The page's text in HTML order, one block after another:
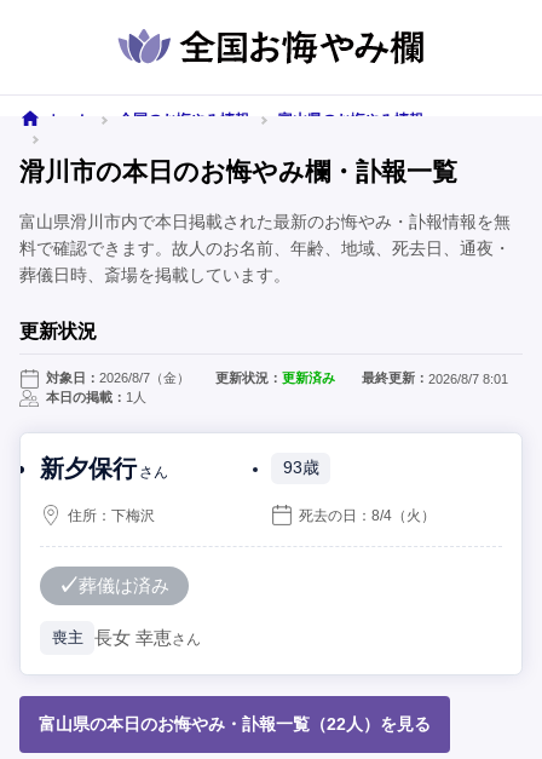
ホーム 全国のお悔やみ情報
富山県のお悔やみ情報
滑川市の本日のお悔やみ欄・訃報一覧
富山県滑川市内で本日掲載された最新のお悔やみ・訃報情報を無
料で確認できます。故人のお名前、年齢、地域、死去日、通夜・
葬儀日時、斎場を掲載しています。
更新状況
対象日： 2026/8/7（金） 更新状況：更新済み 最終更新： 2026/8/7 8:01
本日の掲載： 1人
新夕保行 さん 93歳
住所：下梅沢 死去の日：8/4 （火）
葬儀は済み
喪主 長女 幸恵さん
富山県の本日のお悔やみ・訃報一覧（22人）を見る